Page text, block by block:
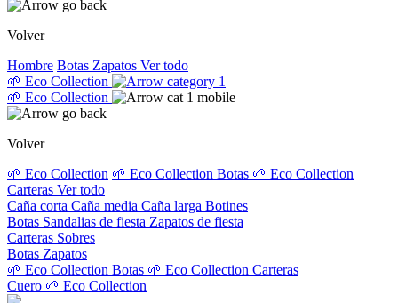
Volver
Hombre Botas Zapatos Ver todo
🌱 Eco Collection
🌱 Eco Collection
Volver
🌱 Eco Collection 🌱 Eco Collection Botas 🌱 Eco Collection
Carteras Ver todo
Caña corta Caña media Caña larga Botines
Botas Sandalias de fiesta Zapatos de fiesta
Carteras Sobres
Botas Zapatos
🌱 Eco Collection Botas 🌱 Eco Collection Carteras
Cuero 🌱 Eco Collection